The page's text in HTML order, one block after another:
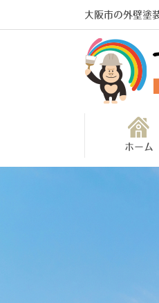
大阪市の外壁塗
ホーム